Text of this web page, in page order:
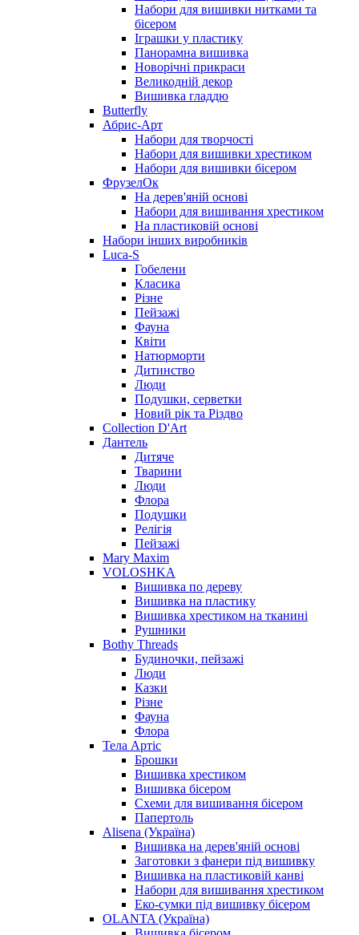
Набори для вишивки нитками та
бісером
Іграшки у пластику
Панорамна вишивка
Новорічні прикраси
Великодній декор
Вишивка гладдю
Butterfly
Абрис-Арт
Набори для творчості
Набори для вишивки хрестиком
Набори для вишивки бісером
ФрузелОк
На дерев'яній основі
Набори для вишивання хрестиком
На пластиковій основі
Набори інших виробників
Luca-S
Гобелени
Класика
Різне
Пейзажі
Фауна
Квіти
Натюрморти
Дитинство
Люди
Подушки, серветки
Новий рік та Різдво
Collection D'Art
Дантель
Дитяче
Тварини
Люди
Флора
Подушки
Релігія
Пейзажі
Mary Maxim
VOLOSHKA
Вишивка по дереву
Вишивка на пластику
Вишивка хрестиком на тканині
Рушники
Bothy Threads
Будиночки, пейзажі
Люди
Казки
Різне
Фауна
Флора
Тела Артіс
Брошки
Вишивка хрестиком
Вишивка бісером
Схеми для вишивання бісером
Папертоль
Alisena (Україна)
Вишивка на дерев'яній основі
Заготовки з фанери під вишивку
Вишивка на пластиковій канві
Набори для вишивання хрестиком
Еко-сумки під вишивку бісером
OLANTA (Україна)